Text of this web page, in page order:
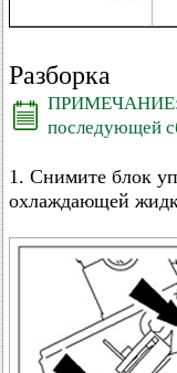
Разборка
ПРИМЕЧАНИЕ:
последующей
1. Снимите блок
охлаждающей